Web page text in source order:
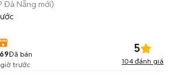
Đà Nẵng mới)
trước
Đã bán 5
104 đánh giá